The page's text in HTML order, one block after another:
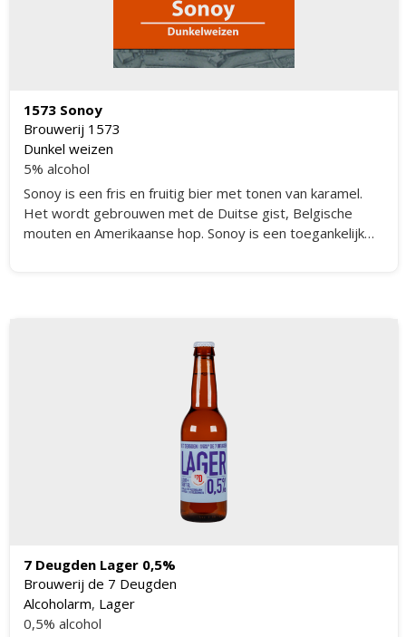
1573 Sonoy
Brouwerij 1573
Dunkel weizen
5% alcohol
Sonoy is een fris en fruitig bier met tonen van karamel.
Het wordt gebrouwen met de Duitse gist, Belgische
mouten en Amerikaanse hop. Sonoy is een toegankelijk
7 Deugden Lager 0,5%
Brouwerij de 7 Deugden
Alcoholarm, Lager
0,5% alcohol